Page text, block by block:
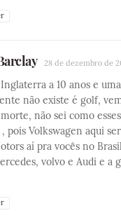
28 de dezembro de
a 10 anos e
não existe é golf,
não sei como
pois Volkswagen aqui
aí pra vocês no
volvo e Audi e a